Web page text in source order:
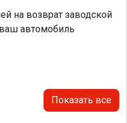
на возврат заводской
автомобиль
Показать все